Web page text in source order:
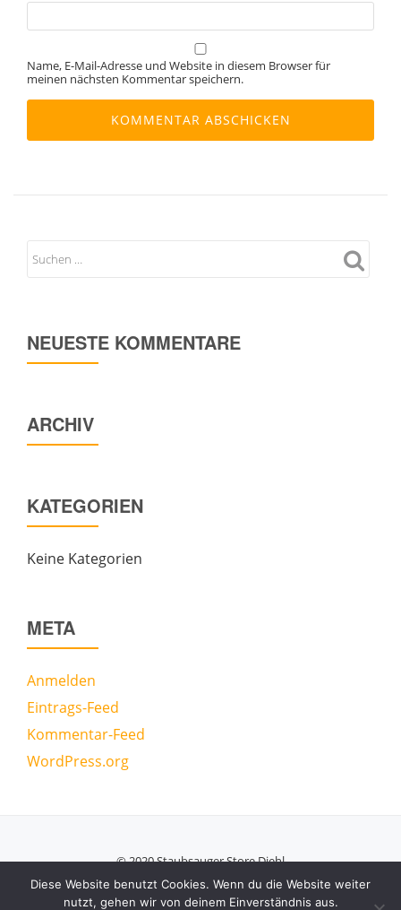
Name, E-Mail-Adresse und Website in diesem Browser für
meinen nächsten Kommentar speichern.
NEUESTE KOMMENTARE
ARCHIV
KATEGORIEN
Keine Kategorien
META
Anmelden
Eintrags-Feed
Kommentar-Feed
WordPress.org
© 2020 Staubsauger Store Diehl
Secondary
Diese Website benutzt Cookies. Wenn du die Website weiter
nutzt, gehen wir von deinem Einverständnis aus.